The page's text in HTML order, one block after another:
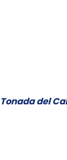
Tonada del